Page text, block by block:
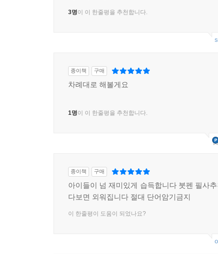
3명이 이 한줄평을 추천합니다.
종이책 구매
차례대로 해볼게요
1명이 이 한줄평을 추천합니다.
종이책 구매
아이들이 넘 재미있게 습득합니다 붓펜 필사
다보면 외워집니다 절대 단어암기금지
이 한줄평이 도움이 되었나요?